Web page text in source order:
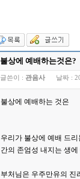
불상에 예배하는것은?
글쓴이 : 관음사 날짜 :
불상에 예배하는 것은
우리가 불상에 예배 드
간의 존엄성 내지는 생
부처님은 우주만유의 진